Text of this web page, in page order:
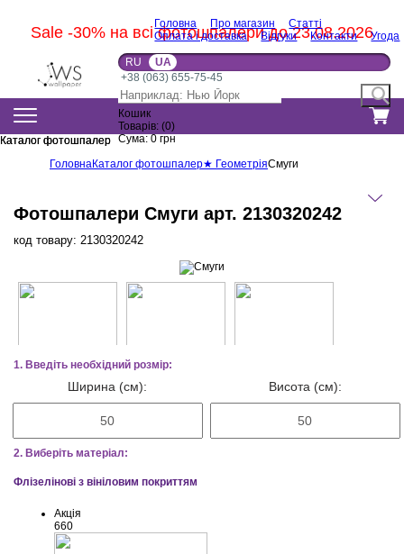
Sale -30% на всі фотошпалери до 23.08.2026
Головна Про магазин
Статті
Оплата і доставка
Відгуки Контакти Угода
RU
UA
+38 (063) 655-75-45
Кошик
Товарів: (0)
Сума: 0 грн
Каталог фотошпалер
Каталог фотошпалер
ГоловнаКаталог фотошпалер★ ГеометріяСмуги
Фотошпалери Смуги арт. 2130320242
код товару: 2130320242
1. Введіть необхідний розмір:
Ширина (см): Висота (см):
2. Виберіть матеріал:
Флізелінові з вініловим покриттям
Акція
660